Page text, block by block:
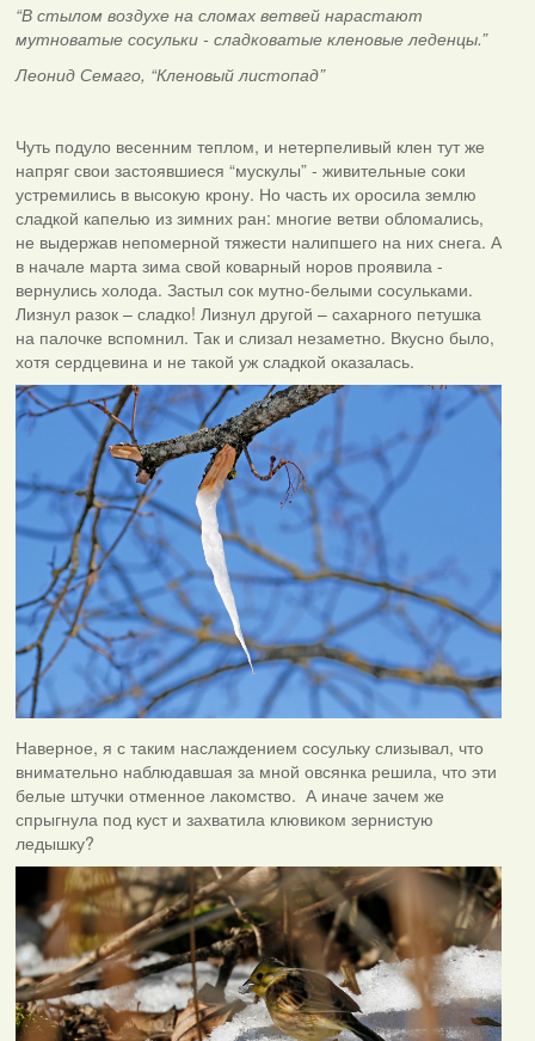
“В стылом воздухе на сломах ветвей нарастают
мутноватые сосульки - сладковатые кленовые леденцы.”
Леонид Семаго, “Кленовый листопад”
Чуть подуло весенним теплом, и нетерпеливый клен тут же
напряг свои застоявшиеся “мускулы” - живительные соки
устремились в высокую крону. Но часть их оросила землю
сладкой капелью из зимних ран: многие ветви обломались,
не выдержав непомерной тяжести налипшего на них снега. А
в начале марта зима свой коварный норов проявила -
вернулись холода. Застыл сок мутно-белыми сосульками.
Лизнул разок – сладко! Лизнул другой – сахарного петушка
на палочке вспомнил. Так и слизал незаметно. Вкусно было,
хотя сердцевина и не такой уж сладкой оказалась.
Наверное, я с таким наслаждением сосульку слизывал, что
внимательно наблюдавшая за мной овсянка решила, что эти
белые штучки отменное лакомство. А иначе зачем же
спрыгнула под куст и захватила клювиком зернистую
ледышку?